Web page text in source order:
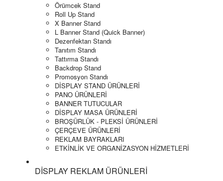
Örümcek Stand
Roll Up Stand
X Banner Stand
L Banner Stand (Quick Banner)
Dezenfektan Standı
Tanıtım Standı
Tattırma Standı
Backdrop Stand
Promosyon Standı
DİSPLAY STAND ÜRÜNLERİ
PANO ÜRÜNLERİ
BANNER TUTUCULAR
DİSPLAY MASA ÜRÜNLERİ
BROŞÜRLÜK - PLEKSİ ÜRÜNLERİ
ÇERÇEVE ÜRÜNLERİ
REKLAM BAYRAKLARI
ETKİNLİK VE ORGANİZASYON HİZMETLERİ
DİSPLAY REKLAM ÜRÜNLERİ